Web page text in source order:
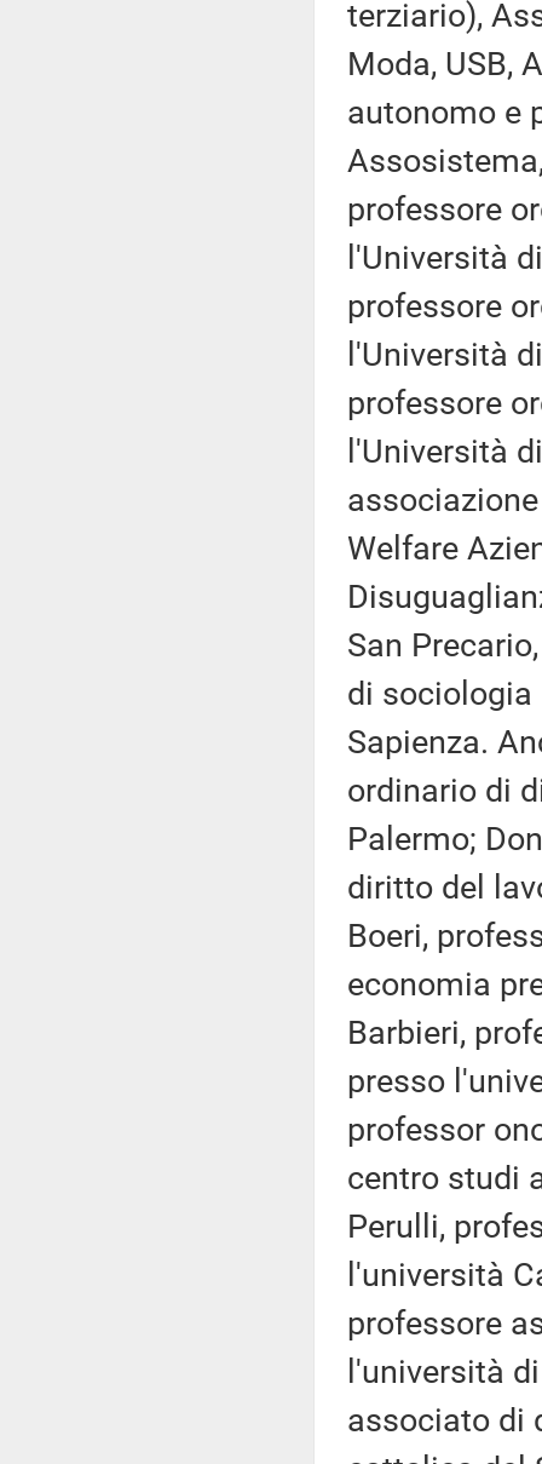
terziario),
Moda, USB,
autonomo e
professore
l'Università
professore
l'Università
professore
l'Università
Welfare
San
di sociologia
Sapienza.
ordinario di
Palermo;
diritto del
Boeri,
economia
Barbieri,
presso
professor
centro studi
Perulli,
l'università
professore
l'università
associato di